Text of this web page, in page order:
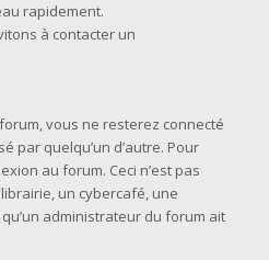
rapidement.
à contacter un
vous ne resterez connecté
par quelqu’un d’autre. Pour
au forum. Ceci n’est pas
un cybercafé, une
administrateur du forum ait